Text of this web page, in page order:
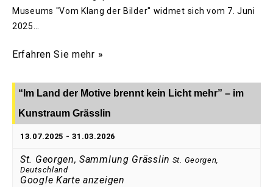
Museums "Vom Klang der Bilder" widmet sich vom 7. Juni
2025…
Erfahren Sie mehr »
“Im Land der Motive brennt kein Licht mehr” – im
Kunstraum Grässlin
13.07.2025 -31.03.2026
St. Georgen, Sammlung Grässlin St. Georgen,
Deutschland
Google Karte anzeigen